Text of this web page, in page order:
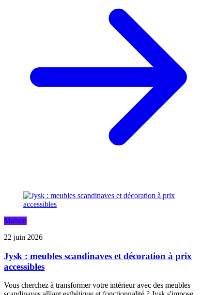
Maison
22 juin 2026
Jysk : meubles scandinaves et décoration à prix
accessibles
Vous cherchez à transformer votre intérieur avec des meubles